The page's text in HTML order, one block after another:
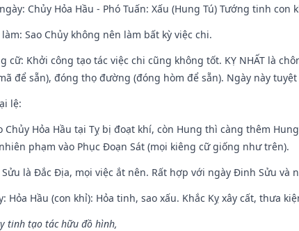
: Chủy Hỏa Hầu - Phó Tuấn: Xấu (Hung Tú) Tướng tinh
: Sao Chủy không nên làm bất kỳ việc chi.
cữ: Khởi công tạo tác việc chi cũng không tốt. KỴ NHẤT là
để sẵn), đóng thọ đường (đóng hòm để sẵn). Ngày này
lệ:
Chủy Hỏa Hầu tại Tỵ bị đoạt khí, còn Hung thì càng thêm
phạm vào Phục Đoạn Sát (mọi kiêng cữ giống như trên).
Sửu là Đắc Địa, mọi việc ắt nên. Rất hợp với ngày Đinh Sửu và
Hỏa Hầu (con khỉ): Hỏa tinh, sao xấu. Khắc Kỵ xây cất, thưa
tinh tạo tác hữu đồ hình,